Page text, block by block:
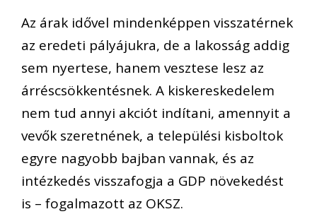
Az árak idővel mindenképpen visszatérnek
az eredeti pályájukra, de a lakosság addig
sem nyertese, hanem vesztese lesz az
árréscsökkentésnek. A kiskereskedelem
nem tud annyi akciót indítani, amennyit a
vevők szeretnének, a települési kisboltok
egyre nagyobb bajban vannak, és az
intézkedés visszafogja a GDP növekedést
is – fogalmazott az OKSZ.